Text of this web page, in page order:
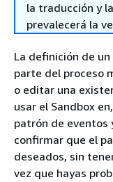
la traducción y
prevalecerá la
La definición de
parte del proceso
o editar una
usar el Sandbox
patrón de eventos
confirmar que el
deseados, sin
vez que hayas